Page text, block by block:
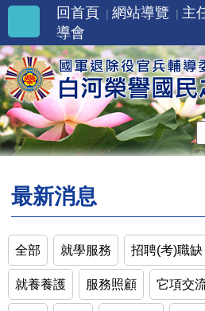
回首頁 網站導覽 主
導會
最新消息
全部 就學服務 招聘(考)職缺
就養養護 服務照顧 它項交